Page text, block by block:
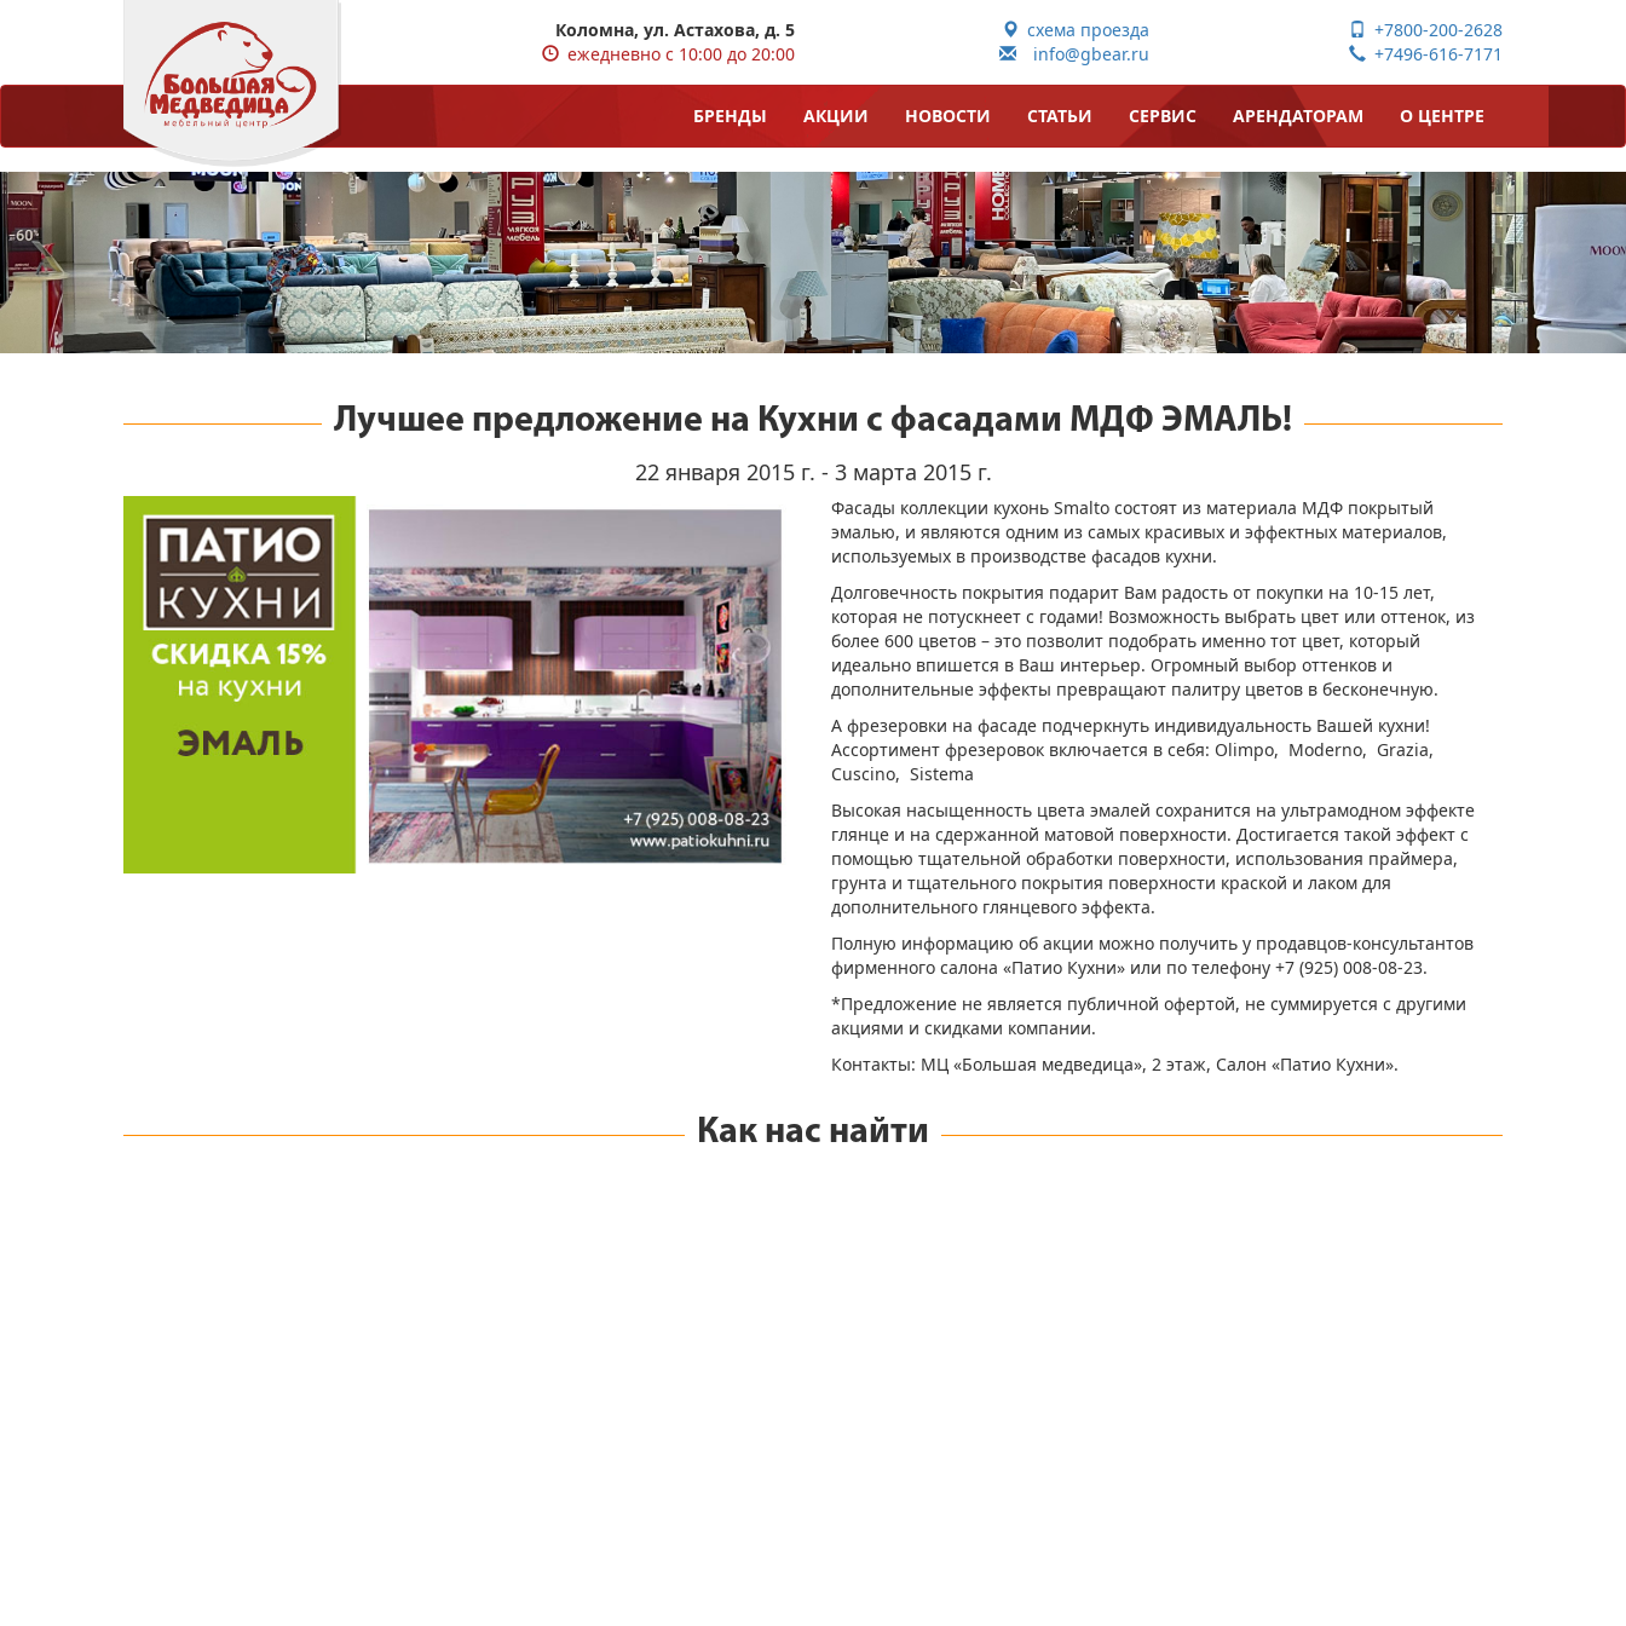
Коломна, ул. Астахова, д. 5
ежедневно с 10:00 до 20:00
схема проезда
info@gbear.ru
+7800-200-2628
+7496-616-7171
БРЕНДЫ АКЦИИ НОВОСТИ СТАТЬИ СЕРВИС АРЕНДАТОРАМ О ЦЕНТРЕ
Лучшее предложение на Кухни с фасадами МДФ ЭМАЛЬ!
22 января 2015 г. - 3 марта 2015 г.
Фасады коллекции кухонь Smalto состоят из материала МДФ покрытый
эмалью, и являются одним из самых красивых и эффектных материалов,
используемых в производстве фасадов кухни.
Долговечность покрытия подарит Вам радость от покупки на 10-15 лет,
которая не потускнеет с годами! Возможность выбрать цвет или оттенок, из
более 600 цветов – это позволит подобрать именно тот цвет, который
идеально впишется в Ваш интерьер. Огромный выбор оттенков и
дополнительные эффекты превращают палитру цветов в бесконечную.
А фрезеровки на фасаде подчеркнуть индивидуальность Вашей кухни!
Ассортимент фрезеровок включается в себя: Olimpo, Moderno, Grazia,
Cuscino, Sistema
Высокая насыщенность цвета эмалей сохранится на ультрамодном эффекте
глянце и на сдержанной матовой поверхности. Достигается такой эффект с
помощью тщательной обработки поверхности, использования праймера,
грунта и тщательного покрытия поверхности краской и лаком для
дополнительного глянцевого эффекта.
Полную информацию об акции можно получить у продавцов-консультантов
фирменного салона «Патио Кухни» или по телефону +7 (925) 008-08-23.
*Предложение не является публичной офертой, не суммируется с другими
акциями и скидками компании.
Контакты: МЦ «Большая медведица», 2 этаж, Салон «Патио Кухни».
Как нас найти